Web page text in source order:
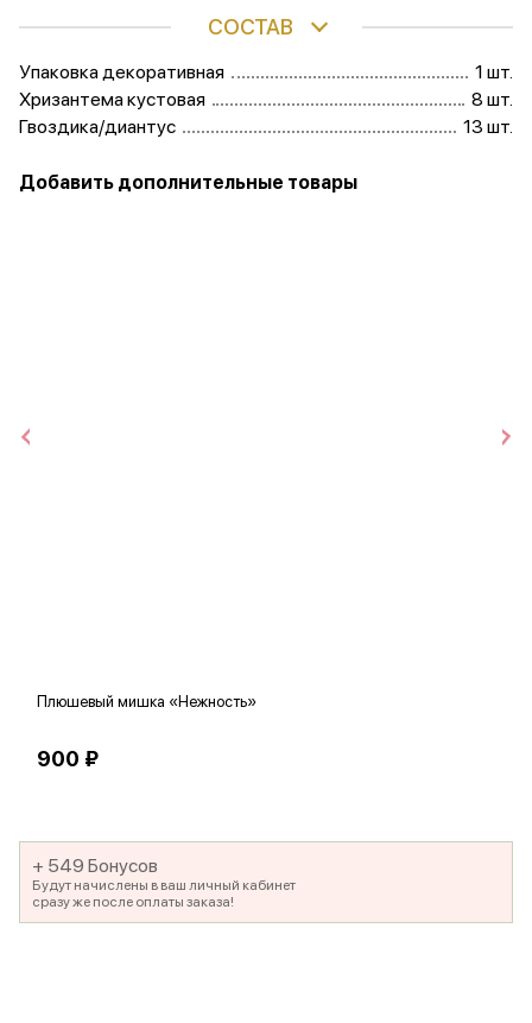
СОСТАВ
Упаковка декоративная
1 шт.
Хризантема кустовая
8 шт.
Гвоздика/диантус
13 шт.
Добавить дополнительные товары
Плюшевый мишка «Нежность»
900 ₽
+ 549 Бонусов
Будут начислены в ваш личный кабинет
сразу же после оплаты заказа!